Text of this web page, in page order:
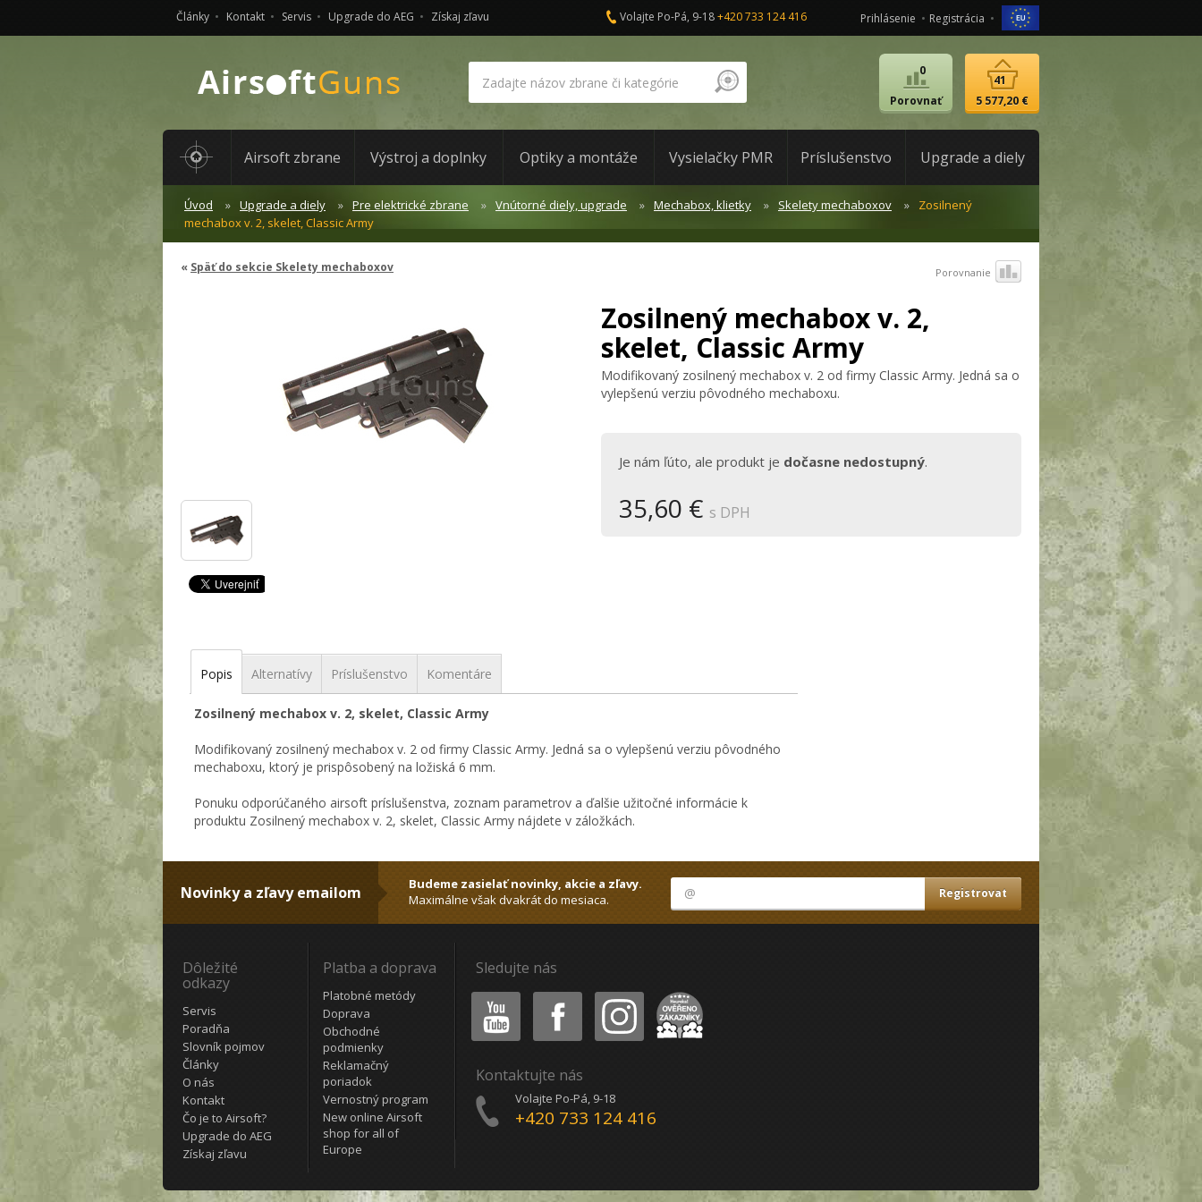
Články Kontakt Servis Upgrade do AEG Získaj zľavu Volajte Po-Pá, 9-18+420 733 124 416 Prihlásenie Registrácia
Porovnať
0
5 577,20 €
41
Airsoft zbrane Výstroj a doplnky Optiky a montáže Vysielačky PMR Príslušenstvo Upgrade a diely
Úvod Upgrade a diely Pre elektrické zbrane Vnútorné diely, upgrade Mechabox, klietky Skelety mechaboxov
Zosilnený
mechabox v. 2, skelet, Classic Army
Späť do sekcie Skelety mechaboxov Porovnanie
Zosilnený mechabox v. 2,
skelet, Classic Army
Modifikovaný zosilnený mechabox v. 2 od firmy Classic Army. Jedná sa o
vylepšenú verziu pôvodného mechaboxu.
Je nám ľúto, ale produkt je dočasne nedostupný.
35,60 € s DPH
Popis Alternatívy Príslušenstvo Komentáre
Zosilnený mechabox v. 2, skelet, Classic Army
Modifikovaný zosilnený mechabox v. 2 od firmy Classic Army. Jedná sa o vylepšenú verziu pôvodného
mechaboxu, ktorý je prispôsobený na ložiská 6 mm.
Ponuku odporúčaného airsoft príslušenstva, zoznam parametrov a ďalšie užitočné informácie k
produktu Zosilnený mechabox v. 2, skelet, Classic Army nájdete v záložkách.
Novinky a zľavy emailom
Budeme zasielať novinky, akcie a zľavy.
Maximálne však dvakrát do mesiaca.
Dôležité
odkazy
Servis
Poradňa
Slovník pojmov
Články
O nás
Kontakt
Čo je to Airsoft?
Upgrade do AEG
Získaj zľavu
Platba a doprava
Platobné metódy
Doprava
Obchodné
podmienky
Reklamačný
poriadok
Vernostný program
New online Airsoft
shop for all of
Europe
Sledujte nás
Youtube Facebook Instagram Heureka
Kontaktujte nás
Volajte Po-Pá, 9-18
+420 733 124 416